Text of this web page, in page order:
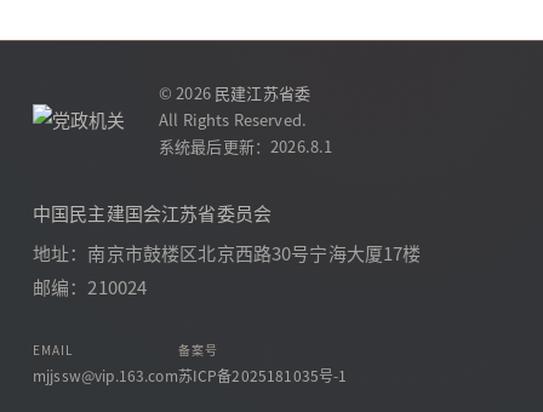
© 2026 民建江苏省委
All Rights Reserved.
系统最后更新：2026.8.1
中国民主建国会江苏省委员会
地址：南京市鼓楼区北京西路30号宁海大厦17楼
邮编：210024
EMAIL
mjjssw@vip.163.com
备案号
苏ICP备2025181035号-1